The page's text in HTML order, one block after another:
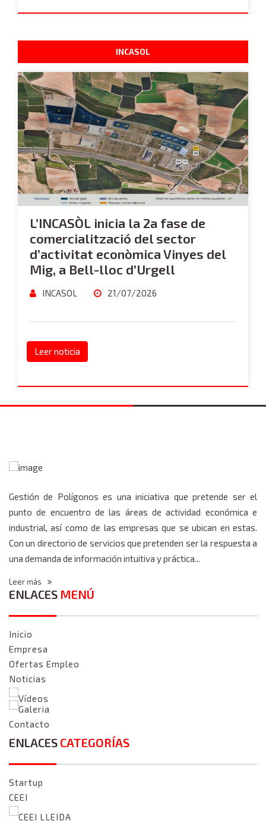
INCASOL
L’INCASÒL inicia la 2a fase de
comercialització del sector
d’activitat econòmica Vinyes del
Mig, a Bell-lloc d’Urgell
INCASOL 21/07/2026
Leer noticia
Gestión de Polígonos es una iniciativa que pretende ser el
punto de encuentro de las áreas de actividad económica e
industrial, así como de las empresas que se ubican en estas.
Con un directorio de servicios que pretenden ser la respuesta a
una demanda de información intuitiva y práctica...
Leer más
ENLACES MENÚ
Inicio
Empresa
Ofertas Empleo
Noticias
Vídeos
Galeria
Contacto
ENLACES CATEGORÍAS
Startup
CEEI
CEEI LLEIDA